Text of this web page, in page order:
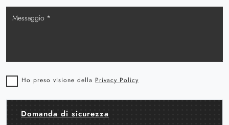
Ho preso visione della Privacy Policy
Domanda di sicurezza